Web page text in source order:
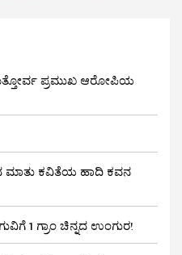
ಮತ್ತೋರ್ವ ಪ್ರಮುಖ ಆರೋಪಿಯ
ಮಾತು ಕವಿತೆಯ ಹಾದಿ ಕವನ
1 ಗ್ರಾಂ ಚಿನ್ನದ ಉಂಗುರ!